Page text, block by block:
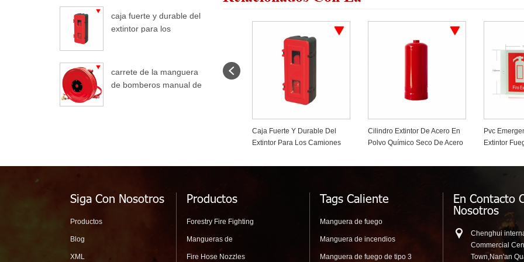
caja fuerte y durable del
extintor para los
carrete de la manguera
de bomberos manual de
Cilindro Extintor De Acero En
Polvo Químico Seco De Acero
Pvc Emergencia Fuego
Extintor Fuego Safty Signo
Soporte De
Con
Siga Con Nosotros
Productos
Blog
XML
Productos
Forestry Fire Fighting
Mangueras de
Fire Hose Nozzles
Tags Caliente
Manguera de fuego
Manguera de incendios
Manguera de fuego de tipo 3
En Contacto
Nosotros
Chenghui
Commercial
Town,Nan'an